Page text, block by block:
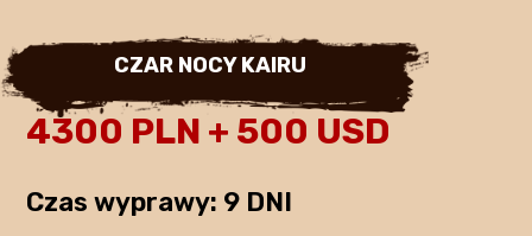
CZAR NOCY KAIRU
4300 PLN + 500 USD
Czas wyprawy: 9 DNI